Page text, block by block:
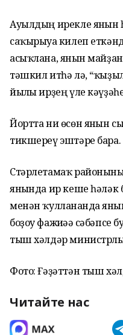
Ауылдың ирекле
саҡырыуға килеп
асыҡлана, янғын
тәшкил итһә лә, “ҡыҙыл
йылғы ирҙең үле
Йортта ни өсөн янғын
тикшереү эштәре бара.
Стәрлетамаҡ
янғында ир кеше
менән ҡулланғанда
боҙоу фажиғәғә сәбәпсе
тыш хәлдәр
Фото: Ғәҙәттән тыш
Читайте нас